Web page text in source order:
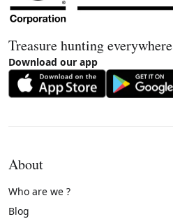
Treasure hunting everywhere
Download our app
About
Who are we ?
Blog